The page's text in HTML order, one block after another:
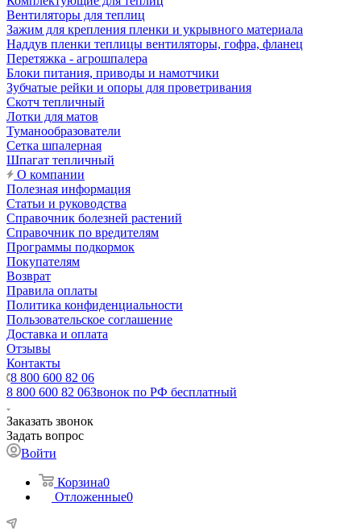
Вентиляторы для теплиц
Зажим для крепления пленки и укрывного материала
Наддув пленки теплицы вентиляторы, гофра, фланец
Перетяжка - агрошпалера
Блоки питания, приводы и намотчики
Зубчатые рейки и опоры для проветривания
Скотч тепличный
Лотки для матов
Туманообразователи
Сетка шпалерная
Шпагат тепличный
О компании
Полезная информация
Статьи и руководства
Справочник болезней растений
Справочник по вредителям
Программы подкормок
Покупателям
Возврат
Правила оплаты
Политика конфиденциальности
Пользовательское соглашение
Доставка и оплата
Отзывы
Контакты
8 800 600 82 06
8 800 600 82 06Звонок по РФ бесплатный
Заказать звонок
Задать вопрос
Войти
Корзина0
Отложенные0